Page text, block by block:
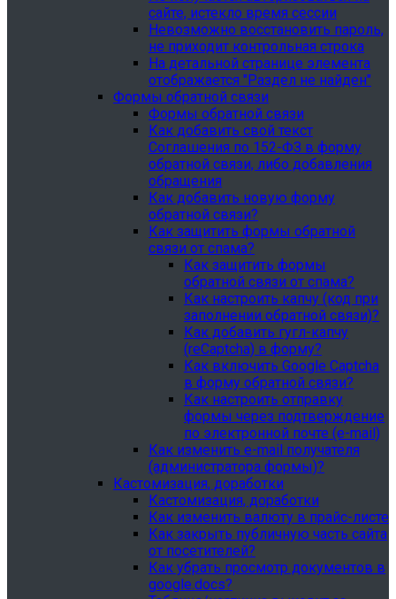
сайте, истекло время сессии
Невозможно восстановить пароль,
не приходит контрольная строка
На детальной странице элемента
отображается "Раздел не найден"
Формы обратной связи
Формы обратной связи
Как добавить свой текст
Соглашения по 152-ФЗ в форму
обратной связи, либо добавления
обращения
Как добавить новую форму
обратной связи?
Как защитить формы обратной
связи от спама?
Как защитить формы
обратной связи от спама?
Как настроить капчу (код при
заполнении обратной связи)?
Как добавить гугл-капчу
(reCaptcha) в форму?
Как включить Google Captcha
в форму обратной связи?
Как настроить отправку
формы через подтверждение
по электронной почте (e-mail)
Как изменить e-mail получателя
(администратора формы)?
Кастомизация, доработки
Кастомизация, доработки
Как изменить валюту в прайс-листе
Как закрыть публичную часть сайта
от посетителей?
Как убрать просмотр документов в
google.docs?